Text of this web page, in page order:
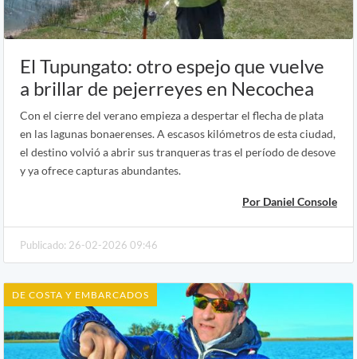
El Tupungato: otro espejo que vuelve
a brillar de pejerreyes en Necochea
Con el cierre del verano empieza a despertar el flecha de plata
en las lagunas bonaerenses. A escasos kilómetros de esta ciudad,
el destino volvió a abrir sus tranqueras tras el período de desove
y ya ofrece capturas abundantes.
Por Daniel Console
Publicado: 26-02-2026 09:46
DE COSTA Y EMBARCADOS